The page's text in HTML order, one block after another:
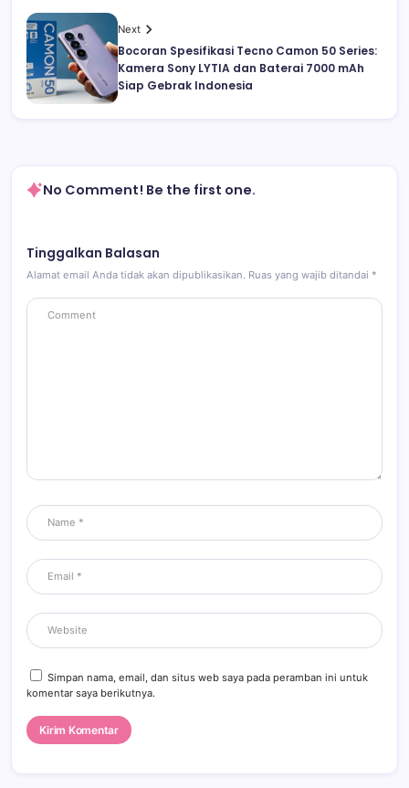
Next
Bocoran Spesifikasi Tecno Camon 50 Series:
Kamera Sony LYTIA dan Baterai 7000 mAh
Siap Gebrak Indonesia
No Comment! Be the first one.
Tinggalkan Balasan
Alamat email Anda tidak akan dipublikasikan. Ruas yang wajib ditandai *
Simpan nama, email, dan situs web saya pada peramban ini untuk
komentar saya berikutnya.